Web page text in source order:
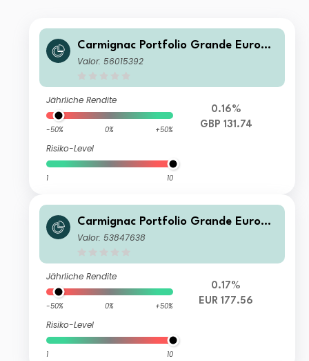
Carmignac Portfolio Grande Europe
FW GBP Acc
Valor: 56015392
Jährliche Rendite
-50% 0% +50%
Risiko-Level
1 10
0.16%
GBP 131.74
Carmignac Portfolio Grande Europe
F EUR Ydis
Valor: 53847638
Jährliche Rendite
-50% 0% +50%
Risiko-Level
1 10
0.17%
EUR 177.56